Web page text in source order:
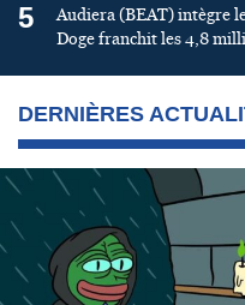
5
Audiera (BEAT) intègre
Doge franchit les 4,8
DERNIÈRES